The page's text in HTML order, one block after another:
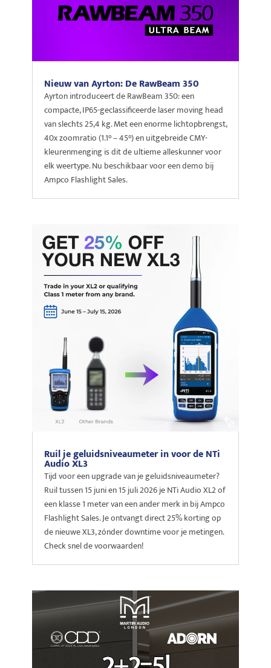
Nieuw van Ayrton: De RawBeam 350
Ayrton introduceert de RawBeam 350: een
compacte, IP65-geclassificeerde laser moving head
van slechts 25,4 kg. Met een enorme lichtopbrengst,
40x zoomratio (1.1° – 45°) en uitgebreide CMY-
kleurenmenging is dit de ultieme alleskunner voor
elk weertype. Nu beschikbaar voor een demo bij
Ampco Flashlight Sales.
Ruil je geluidsniveaumeter in voor de NTi
Audio XL3
Tijd voor een upgrade van je geluidsniveaumeter?
Ruil tussen 15 juni en 15 juli 2026 je NTi Audio XL2 of
een klasse 1 meter van een ander merk in bij Ampco
Flashlight Sales. Je ontvangt direct 25% korting op
de nieuwe XL3, zónder downtime voor je metingen.
Check snel de voorwaarden!